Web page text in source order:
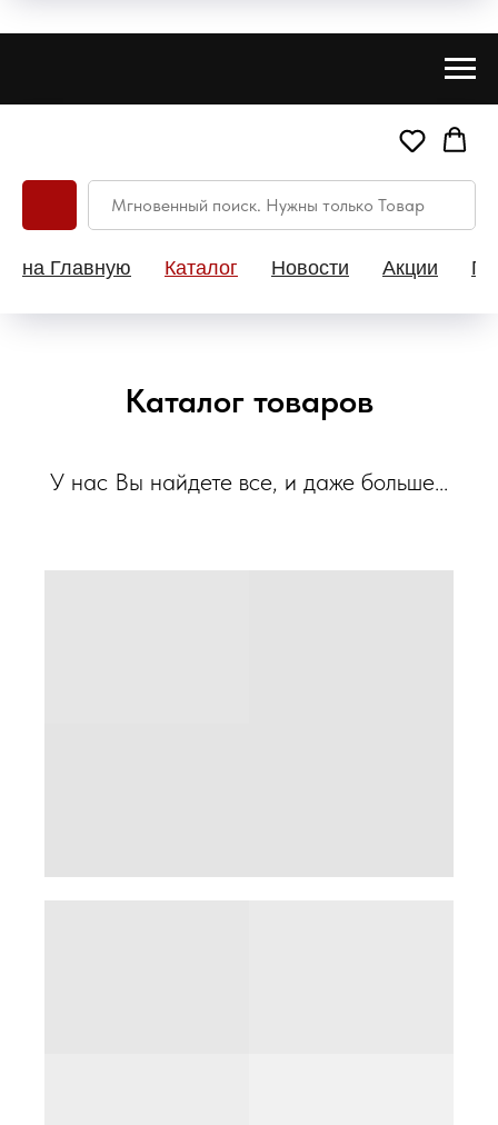
на Главную Каталог Новости Акции
Каталог товаров
У нас Вы найдете все, и даже больше...